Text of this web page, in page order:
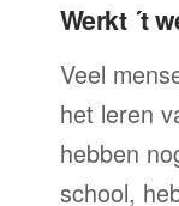
Werkt ´t
Veel
het leren
hebben
school,